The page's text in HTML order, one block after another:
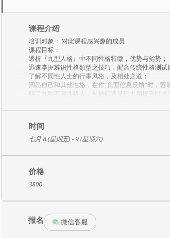
课程介绍
培训对象： 对此课程感兴趣的成员
课程目标：
透析『九型人格』中不同性格特徵，优势与劣势；
迅速掌握辨识性格類型之技巧，配合传统性格测试
了解不同性人士的行事风格，及相处之道；
洞悉自己和其他性格，在作“负面信息反馈”时，容
明了九种不同性格人，当他们遇见压力和提升时的
课程概述：
的双赢关系。否则，不单伤害彼此之间的关系，
【九型人格学】（The Enneagram）乃应用心理
可乐、NOKIA、美国中央情报局（CIA）……等等
课程大纲：
1、引言——课程概述
b．介绍课程目的，阐述“性格”在市职场中的重要
目的：帮助学员在接下来的学习中，定位学习心态
时间
七月 8 (星期五) - 9 (星期六)
价格
3800
报名 微信客服